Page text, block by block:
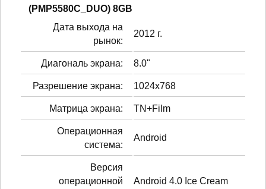
(PMP5580C_DUO) 8GB
Дата выхода на
рынок:
2012 г.
Диагональ экрана: 8.0"
Разрешение экрана: 1024x768
Матрица экрана: TN+Film
Операционная
система:
Android
Версия
операционной
Android 4.0 Ice Cream